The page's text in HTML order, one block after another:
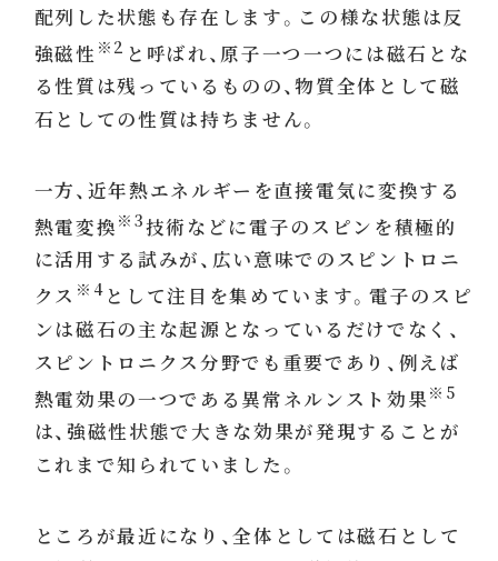
配列した状態も存在します。この様な状態は反
強磁性 ※2 と呼ばれ、原子一つ一つには磁石とな
る性質は残っているものの、物質全体として磁
石としての性質は持ちません。
一方、近年熱エネルギーを直接電気に変換する
熱電変換 ※3技術などに電子のスピンを積極的
に活用する試みが、広い意味でのスピントロニ
クス ※4 として注目を集めています。電子のスピ
ンは磁石の主な起源となっているだけでなく、
スピントロニクス分野でも重要であり、例えば
熱電効果の一つである異常ネルンスト効果 ※5
は、強磁性状態で大きな効果が発現することが
これまで知られていました。
ところが最近になり、全体としては磁石として